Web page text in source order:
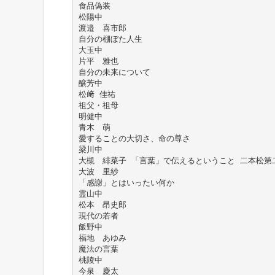
食品偽装
松陽中
渡邉 喜市郎
自分の棚ぼた人生
大玉中
片平 雅也
自分の未来について
醸芳中
松﨑 佳祐
祖父・祖母
明健中
青木 萌
愛することの大切さ、命の尊さ
梁川中
大槻 緋菜子 「言葉」で伝えるということ 二本松第
大波 里紗
「感謝」とはいったい何か
霊山中
松本 昂史郎
現代の若者
飯野中
福地 あゆみ
魔法の言葉
桃陵中
今泉 慶太